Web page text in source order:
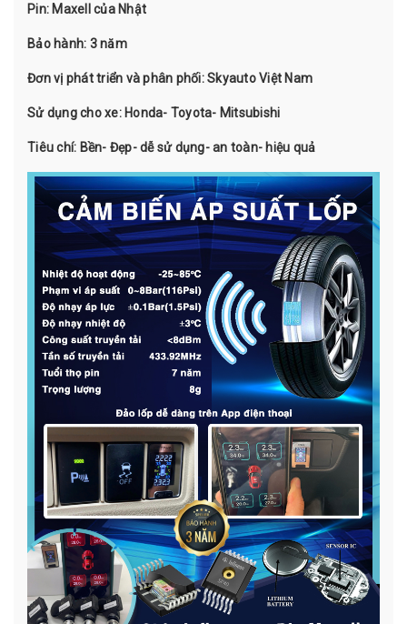
Pin: Maxell của Nhật
Bảo hành: 3 năm
Đơn vị phát triển và phân phối: Skyauto Việt Nam
Sử dụng cho xe: Honda- Toyota- Mitsubishi
Tiêu chí: Bền- Đẹp- dễ sử dụng- an toàn- hiệu quả